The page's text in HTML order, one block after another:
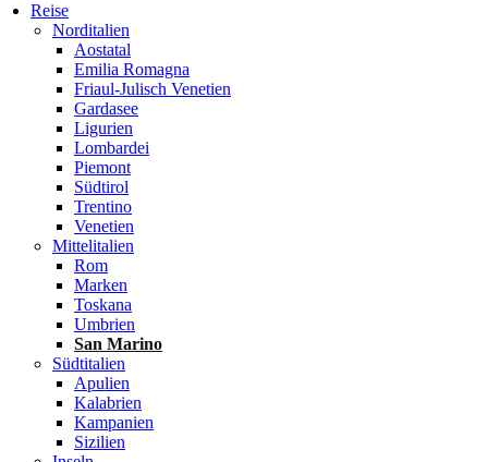
Reise
Norditalien
Aostatal
Emilia Romagna
Friaul-Julisch Venetien
Gardasee
Ligurien
Lombardei
Piemont
Südtirol
Trentino
Venetien
Mittelitalien
Rom
Marken
Toskana
Umbrien
San Marino
Südtitalien
Apulien
Kalabrien
Kampanien
Sizilien